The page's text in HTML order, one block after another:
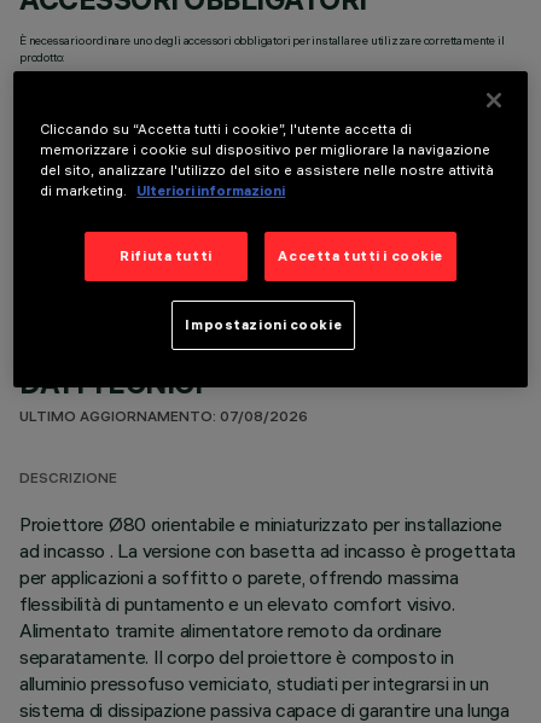
È necessario ordinare uno degli accessori obbligatori per installare e utilizzare correttamente il
prodotto:
COMPONENTI OPZIONALI
DATI TECNICI
ULTIMO AGGIORNAMENTO: 07/08/2026
DESCRIZIONE
Proiettore Ø80 orientabile e miniaturizzato per installazione
ad incasso . La versione con basetta ad incasso è progettata
per applicazioni a soffitto o parete, offrendo massima
flessibilità di puntamento e un elevato comfort visivo.
Alimentato tramite alimentatore remoto da ordinare
separatamente. Il corpo del proiettore è composto in
alluminio pressofuso verniciato, studiati per integrarsi in un
sistema di dissipazione passiva capace di garantire una lunga
Cliccando su “Accetta tutti i cookie”, l'utente accetta di
memorizzare i cookie sul dispositivo per migliorare la navigazione
del sito, analizzare l'utilizzo del sito e assistere nelle nostre attività
di marketing.
Ulteriori informazioni
Rifiuta tutti Accetta tutti i cookie
Impostazioni cookie